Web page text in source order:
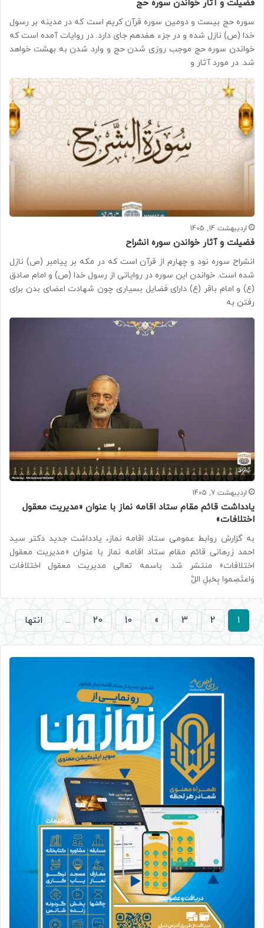
فضیلت و آثار خواندن سوره حج
سوره حج بیست و دومین سوره قرآن کریم است که در مدینه بر رسول
خدا (ص) نازل شده و در جزء هفدهم جای دارد. در روایات آمده است که
خواندن سوره حج موجب روزی شدن حج و وارد شدن به بهشت خواهد
شد. در مورد آثار و
اردیبهشت 14, 1405
فضیلت و آثار خواندن سوره انشراح
انشراح سوره نود و چهارم از قرآن است که در مکه بر پیامبر (ص) نازل
شده است. خواندن این سوره در روایاتی از رسول خدا (ص) و امام صادق
(ع) و امام باقر (ع) دارای فضایل بسیاری چون شهادت اعضای بدن برای
رفتن به
اردیبهشت 7, 1405
یادداشت قائم مقام ستاد اقامه نماز با عنوان «مدیریت معقول
اختلافات»
به گزارش روابط عمومی ستاد اقامه نماز، یادداشت جدید دکتر سید
احمد زرهانی قائم مقام ستاد اقامه نماز با عنوان «مدیریت معقول
اختلافات» منتشر شد. باسمه تعالی مدیریت معقول اختلافات
وَاعتَصِموا بِحَبلِ اللَّ
1
2
3
»
10
20
... انتها